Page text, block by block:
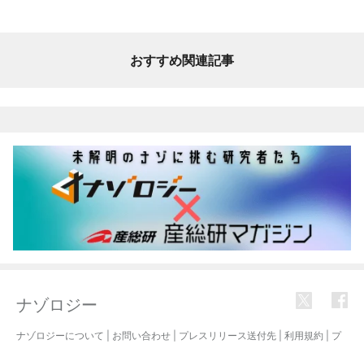
おすすめ関連記事
ナゾロジー
ナゾロジーについて お問い合わせ プレスリリース送付先 利用規約
プ